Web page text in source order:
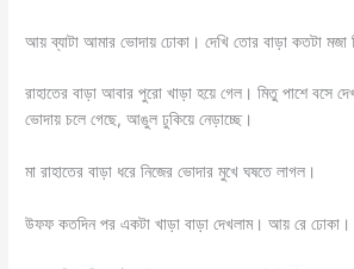
আয় ব্যাটা আমার ভোদায় ঢোকা। দেখি তোর বাড়া কতটা মজা
রাহাতের বাড়া আবার পুরো খাড়া হয়ে গেল। মিতু পাশে বসে
ভোদায় চলে গেছে, আঙুল ঢুকিয়ে নেড়াচ্ছে।
মা রাহাতের বাড়া ধরে নিজের ভোদার মুখে ঘষতে লাগল।
উফফ কতদিন পর একটা খাড়া বাড়া দেখলাম। আয় রে